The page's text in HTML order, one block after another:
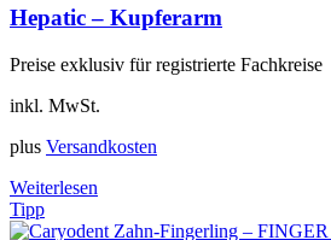
Hepatic – Kupferarm
Preise exklusiv für registrierte Fachkreise
inkl. MwSt.
plus Versandkosten
Weiterlesen
Tipp